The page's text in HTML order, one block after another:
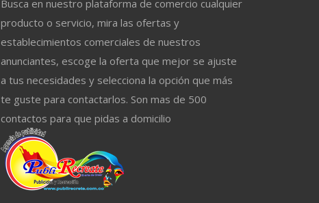
Busca en nuestro plataforma de comercio cualquier
producto o servicio, mira las ofertas y
establecimientos comerciales de nuestros
anunciantes, escoge la oferta que mejor se ajuste
a tus necesidades y selecciona la opción que más
te guste para contactarlos. Son mas de 500
contactos para que pidas a domicilio